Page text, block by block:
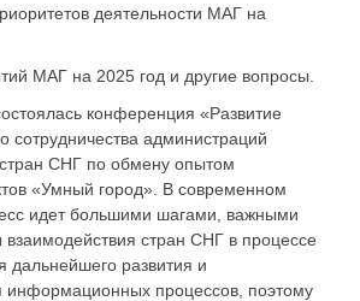
деятельности МАГ на
МАГ на 2025 год и другие вопросы.
конференция «Развитие
сотрудничества администраций
СНГ по обмену опытом
«Умный город». В современном
идет большими шагами, важными
взаимодействия стран СНГ в процессе
дальнейшего развития и
информационных процессов, поэтому